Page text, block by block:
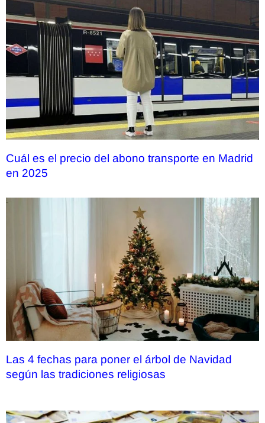
Cuál es el precio del abono transporte en Madrid
en 2025
Las 4 fechas para poner el árbol de Navidad
según las tradiciones religiosas